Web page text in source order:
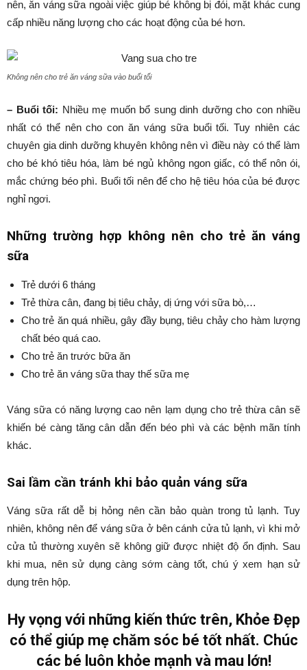
nên, ăn váng sữa ngoài việc giúp bé không bị đói, mặt khác cung
cấp nhiều năng lượng cho các hoạt động của bé hơn.
Không nên cho trẻ ăn váng sữa vào buổi tối
– Buổi tối: Nhiều mẹ muốn bổ sung dinh dưỡng cho con nhiều
nhất có thể nên cho con ăn váng sữa buổi tối. Tuy nhiên các
chuyên gia dinh dưỡng khuyên không nên vì điều này có thể làm
cho bé khó tiêu hóa, làm bé ngủ không ngon giấc, có thể nôn ói,
mắc chứng béo phì. Buổi tối nên để cho hệ tiêu hóa của bé được
nghỉ ngơi.
Những trường hợp không nên cho trẻ ăn váng
sữa
Trẻ dưới 6 tháng
Trẻ thừa cân, đang bị tiêu chảy, dị ứng với sữa bò,…
Cho trẻ ăn quá nhiều, gây đầy bụng, tiêu chảy cho hàm lượng
chất béo quá cao.
Cho trẻ ăn trước bữa ăn
Cho trẻ ăn váng sữa thay thế sữa mẹ
Váng sữa có năng lượng cao nên lạm dụng cho trẻ thừa cân sẽ
khiến bé càng tăng cân dẫn đến béo phì và các bệnh mãn tính
khác.
Sai lầm cần tránh khi bảo quản váng sữa
Váng sữa rất dễ bị hỏng nên cần bảo quàn trong tủ lạnh. Tuy
nhiên, không nên để váng sữa ở bên cánh cửa tủ lạnh, vì khi mở
cửa tủ thường xuyên sẽ không giữ được nhiệt độ ổn định. Sau
khi mua, nên sử dụng càng sớm càng tốt, chú ý xem hạn sử
dụng trên hộp.
Hy vọng với những kiến thức trên, Khỏe Đẹp
có thể giúp mẹ chăm sóc bé tốt nhất. Chúc
các bé luôn khỏe mạnh và mau lớn!